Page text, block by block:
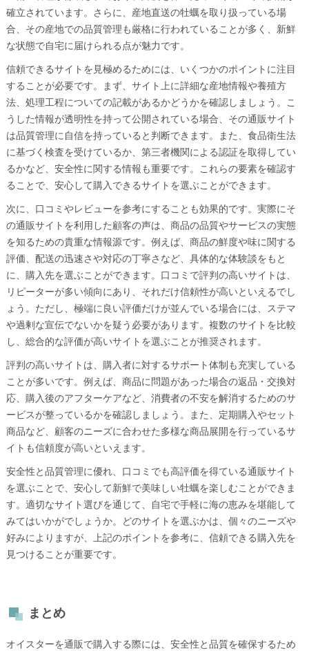
確立されています。さらに、産地直送の牡蠣を取り扱っている場
合、その産地での品質管理も厳格に行われていることが多く、新鮮
な状態で自宅に届けられる点が魅力です。
信頼できるサイトを見極めるためには、いくつかのポイントに注目
することが必要です。まず、サイト上に詳細な産地情報や養殖方
法、処理工程についての記載があるかどうかを確認しましょう。こ
うした情報が透明性を持って公開されている場合、その通販サイト
は品質管理に自信を持っていると判断できます。また、食品衛生法
に基づく検査を受けているか、第三者機関による認証を取得してい
るかなど、安全性に関する情報も重要です。これらの要素を確認す
ることで、安心して購入できるサイトを選ぶことができます。
次に、口コミやレビューを参考にすることも効果的です。実際にそ
の通販サイトを利用した顧客の声は、商品の品質やサービスの実態
を知るための貴重な情報源です。例えば、商品の鮮度や味に関する
評価、配送の迅速さや対応の丁寧さなど、具体的な体験談をもと
に、購入先を選ぶことができます。口コミで評判の高いサイトは、
リピーターが多い傾向にあり、それだけ信頼性が高いといえるでし
ょう。ただし、極端に良い評価だけが並んでいる場合には、ステマ
や過剰な宣伝でないかを疑う必要があります。複数のサイトを比較
し、総合的な評価が高いサイトを選ぶことが推奨されます。
評判の高いサイトは、購入者に対するサポート体制も充実している
ことが多いです。例えば、商品に問題があった場合の返品・交換対
応、購入後のアフターケアなど、消費者の不安を解消するためのサ
ービスが整っているかを確認しましょう。また、定期購入やセット
商品など、顧客のニーズに合わせた多様な商品展開を行っているサ
イトも信頼度が高いといえます。
安全性と品質管理に優れ、口コミでも高評価を得ている通販サイト
を選ぶことで、安心して新鮮で美味しい牡蠣を楽しむことができま
す。適切なサイト選びを通じて、自宅で手軽に海の恵みを堪能して
みてはいかがでしょうか。どのサイトを選ぶかは、個々のニーズや
好みによりますが、上記のポイントを参考に、信頼できる購入先を
見つけることが重要です。
まとめ
オイスターを通販で購入する際には、安全性と品質を確保するため